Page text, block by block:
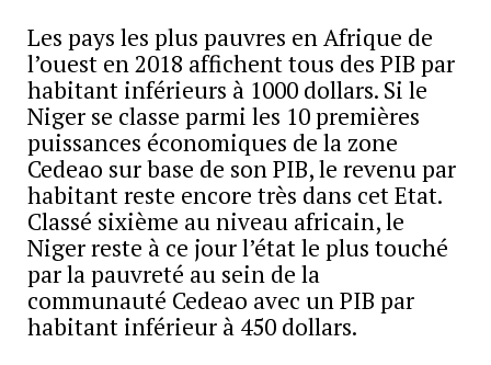
Les pays les plus pauvres en Afrique de
l’ouest en 2018 affichent tous des PIB par
habitant inférieurs à 1000 dollars. Si le
Niger se classe parmi les 10 premières
puissances économiques de la zone
Cedeao sur base de son PIB, le revenu par
habitant reste encore très dans cet Etat.
Classé sixième au niveau africain, le
Niger reste à ce jour l’état le plus touché
par la pauvreté au sein de la
communauté Cedeao avec un PIB par
habitant inférieur à 450 dollars.